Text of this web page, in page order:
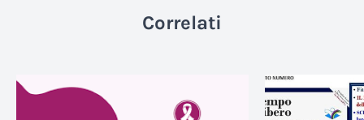
Correlati